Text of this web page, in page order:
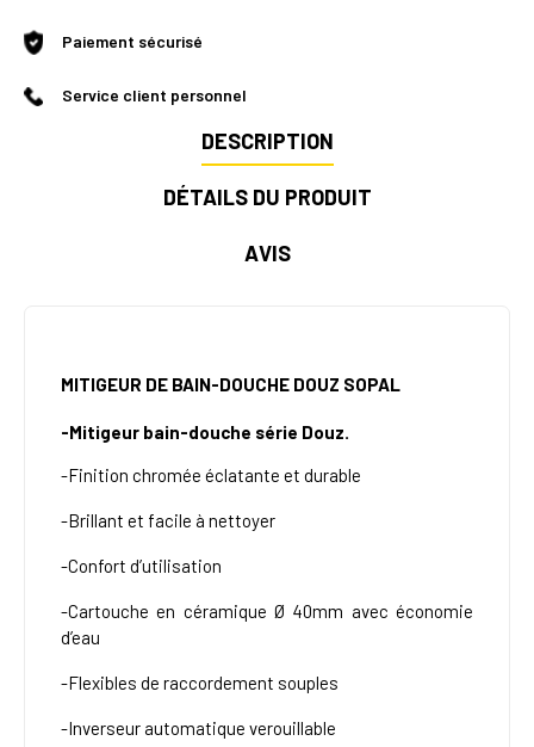
Paiement sécurisé
Service client personnel
DESCRIPTION
DÉTAILS DU PRODUIT
AVIS
MITIGEUR DE BAIN-DOUCHE DOUZ SOPAL
-Mitigeur bain-douche série Douz.
-Finition chromée éclatante et durable
-Brillant et facile à nettoyer
-Confort d’utilisation
-Cartouche en céramique Ø 40mm avec économie
d’eau
-Flexibles de raccordement souples
-Inverseur automatique verouillable